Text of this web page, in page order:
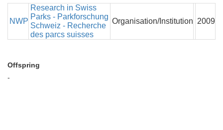
NWP
Research in Swiss
Parks - Parkforschung
Schweiz - Recherche
des parcs suisses
Organisation/Institution 2009
Offspring
-